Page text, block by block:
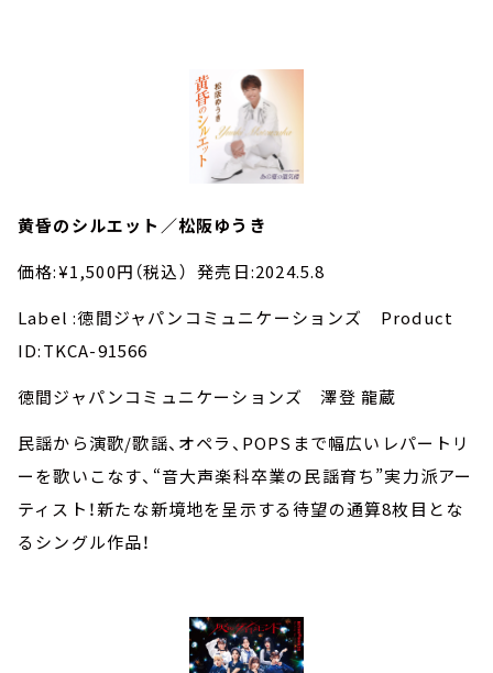
黄昏のシルエット／松阪ゆうき
価格:¥1,500円（税込） 発売日:2024.5.8
Label :徳間ジャパンコミュニケーションズ Product
ID:TKCA-91566
徳間ジャパンコミュニケーションズ 澤登 龍蔵
民謡から演歌/歌謡、オペラ、POPSまで幅広いレパートリ
ーを歌いこなす、“音大声楽科卒業の民謡育ち”実力派アー
ティスト！新たな新境地を呈示する待望の通算8枚目とな
るシングル作品！